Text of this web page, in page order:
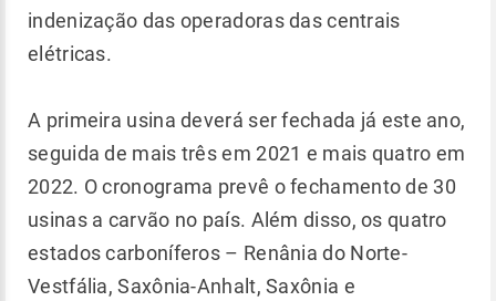
indenização das operadoras das centrais
elétricas.
A primeira usina deverá ser fechada já este ano,
seguida de mais três em 2021 e mais quatro em
2022. O cronograma prevê o fechamento de 30
usinas a carvão no país. Além disso, os quatro
estados carboníferos – Renânia do Norte-
Vestfália, Saxônia-Anhalt, Saxônia e